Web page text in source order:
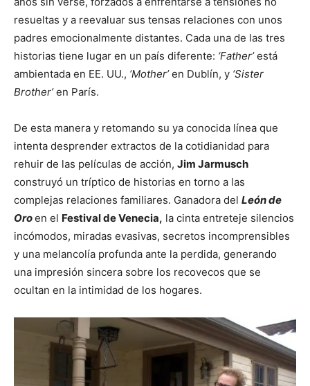
resueltas y a reevaluar sus tensas relaciones con unos
padres emocionalmente distantes. Cada una de las tres
historias tiene lugar en un país diferente: ‘Father’está
ambientada en EE. UU., ‘Mother’en Dublín, y ‘Sister
Brother’en París.
De esta manera y retomando su ya conocida línea que
intenta desprender extractos de la cotidianidad para
rehuir de las películas de acción, Jim Jarmusch
construyó un tríptico de historias en torno a las
complejas relaciones familiares. Ganadora del León de
Oroen el Festival de Venecia, la cinta entreteje silencios
incómodos, miradas evasivas, secretos incomprensibles
y una melancolía profunda ante la perdida, generando
una impresión sincera sobre los recovecos que se
ocultan en la intimidad de los hogares.